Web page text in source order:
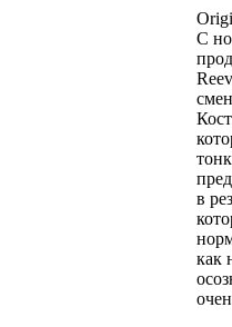
С
в
как